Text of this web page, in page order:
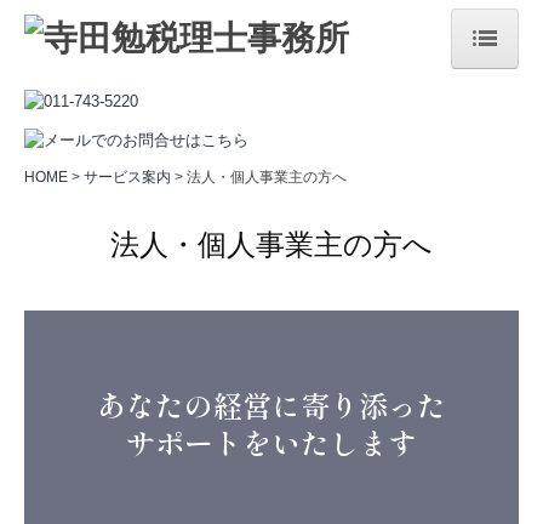
HOME
事務所案内
セミナー案内
サービス案内
法人・個人事業主の方へ
HOME サービス案内 法人・個人事業主の方へ
法人・個人事業主の方へ
あなたの経営に寄り添った
サポートをいたします